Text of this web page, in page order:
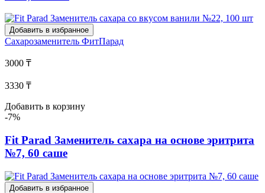
Добавить в избранное
Сахарозаменитель ФитПарад
3000 ₸
3330 ₸
Добавить в корзину
-7%
Fit Parad Заменитель сахара на основе эритрита
№7, 60 саше
Добавить в избранное